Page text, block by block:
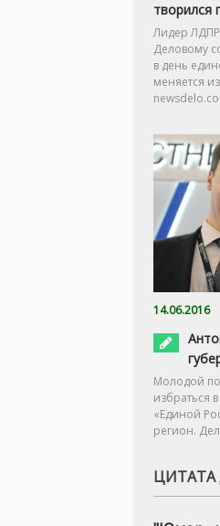
творился
Лидер
Деловому
в день
меняется
14.06.2016
Молодой
избраться
«Единой
регион.
ЦИТАТА